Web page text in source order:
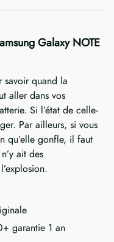
Galaxy NOTE
savoir quand la
aller dans vos
Si l’état de celle-
Par ailleurs, si vous
qu’elle gonfle, il faut
ait des
garantie 1 an